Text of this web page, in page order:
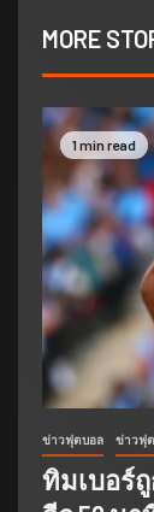
MORE
1 min read
ข่าวฟุตบอล ข่าวฟุ
ทิมเบอร์